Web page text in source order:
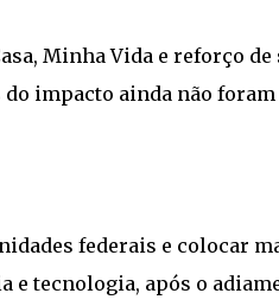
Minha Vida e reforço
impacto ainda não
federais e colocar
e tecnologia, após o